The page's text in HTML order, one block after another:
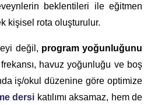
beklentileri ile eğitmen
kişisel rota oluşturulur.
değil, program yoğunluğunu
havuz yoğunluğu ve boş
iş/okul düzenine göre optimize
dersi katılımı aksamaz, hem de